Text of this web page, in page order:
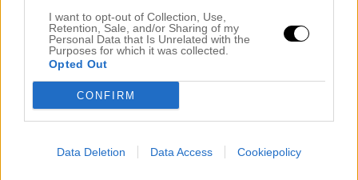
I want to opt-out of Collection, Use,
Retention, Sale, and/or Sharing of my
Personal Data that Is Unrelated with the
Purposes for which it was collected.
Opted Out
CONFIRM
Data Deletion Data Access Cookiepolicy
februari 2021
januari 2021
december 2020
november 2020
oktober 2020
september 2020
augusti 2020
maj 2020